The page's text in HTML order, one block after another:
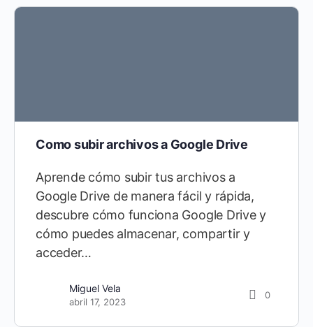
Como subir archivos a Google Drive
Aprende cómo subir tus archivos a
Google Drive de manera fácil y rápida,
descubre cómo funciona Google Drive y
cómo puedes almacenar, compartir y
acceder…
Miguel Vela
abril 17, 2023
0